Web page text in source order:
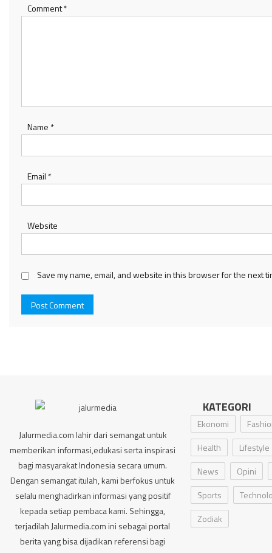
Comment*
Name *
Email *
Website
Save my name, email, and website in this browser for the next
Jalurmedia.com lahir dari semangat untuk
memberikan informasi,edukasi serta inspirasi
bagi masyarakat Indonesia secara umum.
Dengan semangat itulah, kami berfokus untuk
selalu menghadirkan informasi yang positif
kepada setiap pembaca kami. Sehingga,
terjadilah Jalurmedia.com ini sebagai portal
berita yang bisa dijadikan referensi bagi
KATEGORI
Ekonomi
Health
Lifestyle
News
Opini
Sports
Zodiak